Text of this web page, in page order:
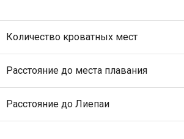
Количество кроватных мест
Расстояние до места плавания
Расстояние до Лиепаи